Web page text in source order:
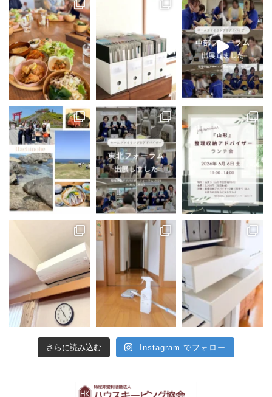
さらに読み込む Instagram でフォロー